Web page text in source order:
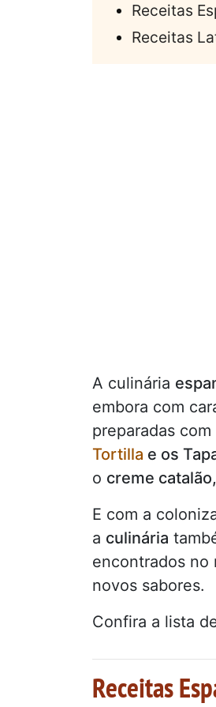
Receitas
Receitas
A culinária
embora com
preparadas com
Tortilla e os
o creme
E com a
a culinária
encontrados no
novos sabores.
Confira a lista
Receitas